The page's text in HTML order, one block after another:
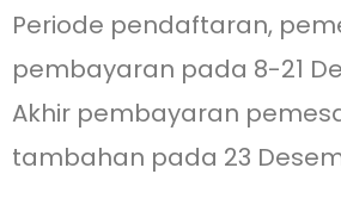
Periode pendaftaran,
pembayaran pada 8-21
Akhir pembayaran
tambahan pada 23